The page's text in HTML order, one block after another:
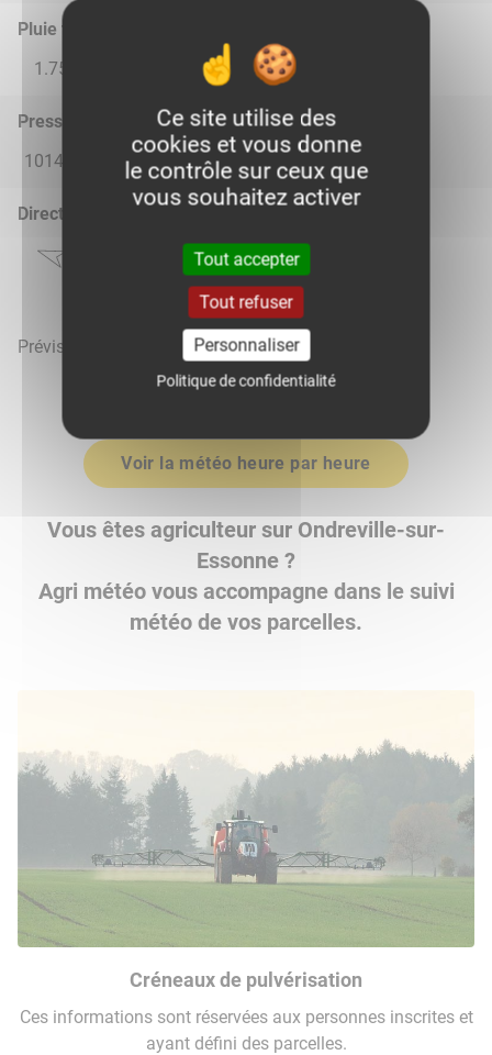
Pluie total
1.75
0.0
Pression atmosphérique (hPa)
1014.0
1016.0 1019.0 1019.0 1018.0
Direction du vent
Prévisions météo mises à jour le 9 août 2026 à 16h
Voir la météo heure par heure
Vous êtes agriculteur sur Ondreville-sur-
Essonne ?
Agri météo vous accompagne dans le suivi
météo de vos parcelles.
Créneaux de pulvérisation
Ces informations sont réservées aux personnes inscrites et
ayant défini des parcelles.
Ce site utilise des
cookies et vous donne
le contrôle sur ceux que
vous souhaitez activer
Tout accepter
Tout refuser
Personnaliser
Politique de confidentialité